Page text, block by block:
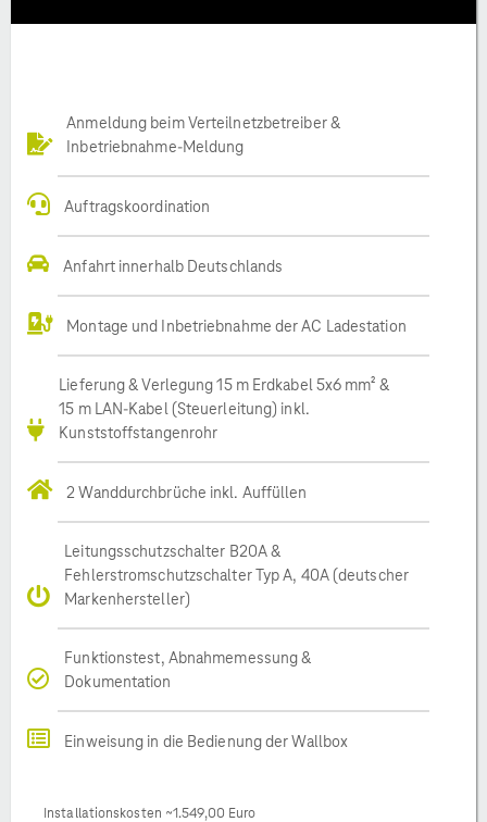
Anmeldung beim Verteilnetzbetreiber &
Inbetriebnahme-Meldung
Auftragskoordination
Anfahrt innerhalb Deutschlands
Montage und Inbetriebnahme der AC Ladestation
Lieferung & Verlegung 15 m Erdkabel 5x6 mm² &
15 m LAN-Kabel (Steuerleitung) inkl.
Kunststoffstangenrohr
2 Wanddurchbrüche inkl. Auffüllen
Leitungsschutzschalter B20A &
Fehlerstromschutzschalter Typ A, 40A (deutscher
Markenhersteller)
Funktionstest, Abnahmemessung &
Dokumentation
Einweisung in die Bedienung der Wallbox
Installationskosten ~1.549,00 Euro